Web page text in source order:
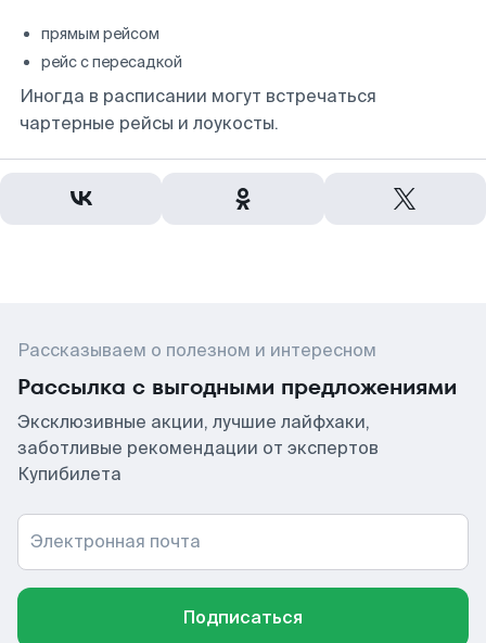
прямым рейсом
рейс с пересадкой
Иногда в расписании могут встречаться
чартерные рейсы и лоукосты.
Рассказываем о полезном и интересном
Рассылка с выгодными предложениями
Эксклюзивные акции, лучшие лайфхаки,
заботливые рекомендации от экспертов
Купибилета
Электронная почта
Подписаться